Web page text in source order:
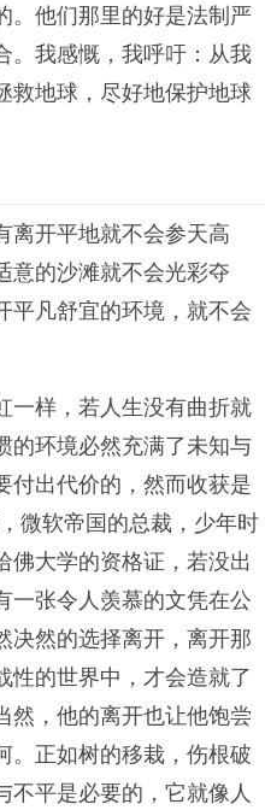
。他们那里的好是法制严
。我感慨，我呼吁：从我
救地球，尽好地保护地球
开平地就不会参天高
意的沙滩就不会光彩夺
平凡舒宜的环境，就不会
样，若人生没有曲折就
的环境必然充满了未知与
付出代价的，然而收获是
微软帝国的总裁，少年时
佛大学的资格证，若没出
一张令人羡慕的文凭在公
决然的选择离开，离开那
性的世界中，才会造就了
然，他的离开也让他饱尝
。正如树的移栽，伤根破
不平是必要的，它就像人